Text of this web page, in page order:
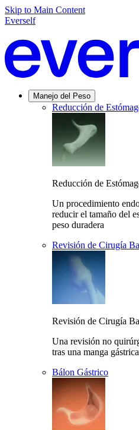
Skip to Main Content
Everself
Manejo del Peso
Reducción de
Reducción de
Un procedimiento
reducir el tamaño del
peso duradera
Revisión de Cirugía
Revisión de Cirugía
Una revisión no
tras una manga
Bálon Gástrico